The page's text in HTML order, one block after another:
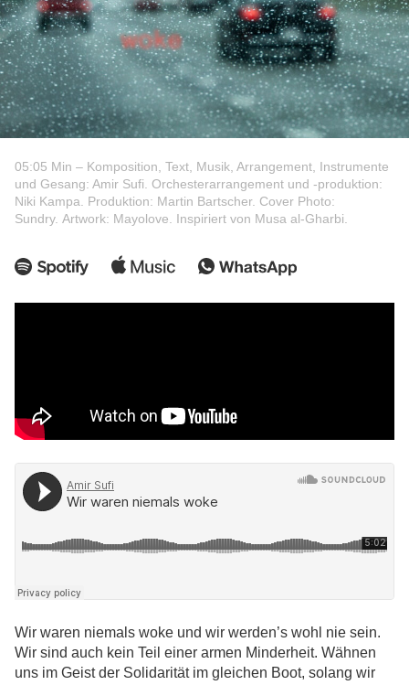
05:05 Min – Komposition, Text, Musik, Arrangement, Instrumente
und Gesang: Amir Sufi. Orchesterarrangement und -produktion:
Niki Kampa. Produktion: Martin Bartscher. Cover Photo:
Sundry. Artwork: Mayolove. Inspiriert von Musa al-Gharbi.
Wir waren niemals woke und wir werden’s wohl nie sein.
Wir sind auch kein Teil einer armen Minderheit. Wähnen
uns im Geist der Solidarität im gleichen Boot, solang wir